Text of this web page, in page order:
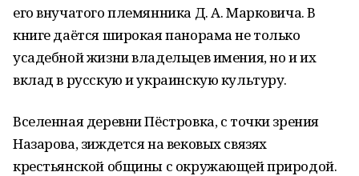
его внучатого племянника Д. А. Марковича. В
книге даётся широкая панорама не только
усадебной жизни владельцев имения, но и их
вклад в русскую и украинскую культуру.
Вселенная деревни Пёстровка, с точки зрения
Назарова, зиждется на вековых связях
крестьянской общины с окружающей природой.